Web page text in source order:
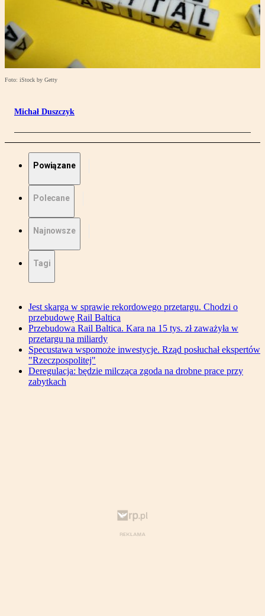
Foto: iStock by Getty
Michał Duszczyk
Powiązane
Polecane
Najnowsze
Tagi
Jest skarga w sprawie rekordowego przetargu. Chodzi o
przebudowę Rail Baltica
Przebudowa Rail Baltica. Kara na 15 tys. zł zaważyła w
przetargu na miliardy
Specustawa wspomoże inwestycje. Rząd posłuchał ekspertów
"Rzeczpospolitej"
Deregulacja: będzie milcząca zgoda na drobne prace przy
zabytkach